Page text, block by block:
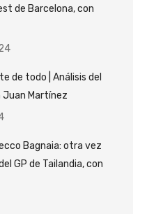
de Barcelona, con
de todo | Análisis del
Juan Martínez
Bagnaia: otra vez
GP de Tailandia, con